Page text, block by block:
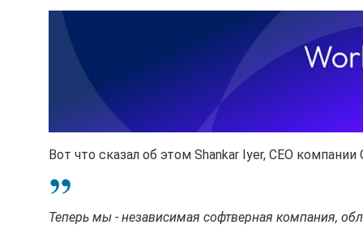
Вот что сказал об этом Shankar Iyer, CEO компании
Теперь мы - независимая софтверная компания,